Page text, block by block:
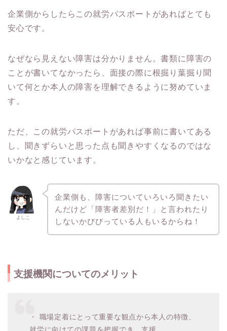
企業側からしたらこの就労パスポートがあればとても
安心です。
なぜなら見えない障害は分かりません。書類に障害の
ことが書いてなかったら、面接の際に根掘り葉掘り聞
いて何とか本人の障害を理解できるように努めていま
す。
ただ、この就労パスポートがあれば事前に書いてある
し、聞きずらいと思った点も聞きやすくなるのではな
いかなと感じています。
よしこ
企業側も、障害についていろいろ聞きたい
んだけど「障害者差別だ！」と言われたり
しないかびびっている人もいるからね！
支援機関についてのメリット
・ 職場定着にとって重要な観点から本人の特徴、